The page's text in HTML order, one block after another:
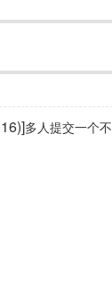
多人提交一个